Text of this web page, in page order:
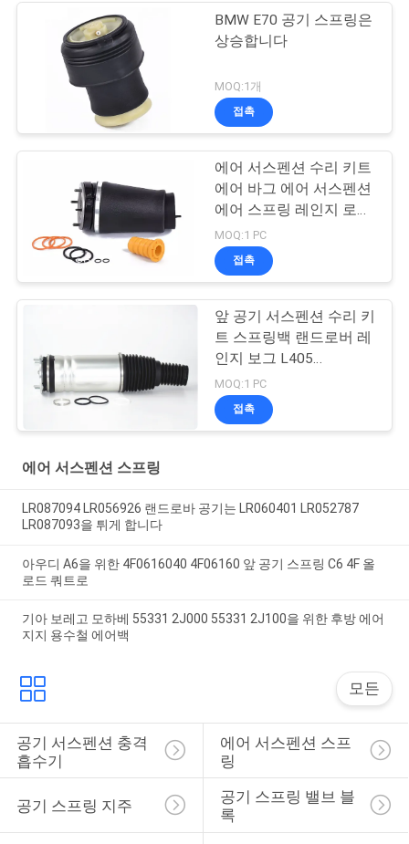
BMW E70 공기 스프링은
상승합니다
MOQ:1개
접촉
에어 서스펜션 수리 키트
에어 바그 에어 서스펜션
에어 스프링 레인지 로버
L322 2002-2012 OE
RNB000740 RNB000750
MOQ:1 PC
접촉
앞 공기 서스펜션 수리 키
트 스프링백 랜드로버 레
인지 보그 L405
LR056926 LR056924
LR060399 LR060401
22271123
MOQ:1 PC
접촉
에어 서스펜션 스프링
LR087094 LR056926 랜드로바 공기는 LR060401 LR052787
LR087093을 튀게 합니다
아우디 A6을 위한 4F0616040 4F06160 앞 공기 스프링 C6 4F 올
로드 쿼트로
기아 보레고 모하베 55331 2J000 55331 2J100을 위한 후방 에어
지지 용수철 에어백
모든
공기 서스펜션 충격
흡수기
에어 서스펜션 스프
링
공기 스프링 지주
공기 스프링 밸브 블
록